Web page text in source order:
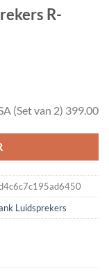
R-
(Set van 2) 399.00
Luidsprekers